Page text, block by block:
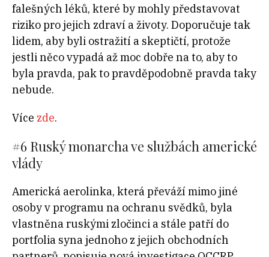
falešných léků, které by mohly představovat
riziko pro jejich zdraví a životy. Doporučuje tak
lidem, aby byli ostražití a skeptičtí, protože
jestli něco vypadá až moc dobře na to, aby to
byla pravda, pak to pravděpodobně pravda taky
nebude.
Více zde.
#6 Ruský monarcha ve službách americké
vlády
Americká aerolinka, která převáží mimo jiné
osoby v programu na ochranu svědků, byla
vlastněna ruskými zločinci a stále patří do
portfolia syna jednoho z jejich obchodních